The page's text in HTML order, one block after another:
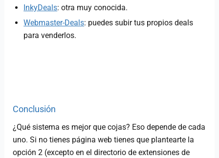
InkyDeals: otra muy conocida.
Webmaster-Deals: puedes subir tus propios deals
para venderlos.
Conclusión
¿Qué sistema es mejor que cojas? Eso depende de cada
uno. Si no tienes página web tienes que plantearte la
opción 2 (excepto en el directorio de extensiones de